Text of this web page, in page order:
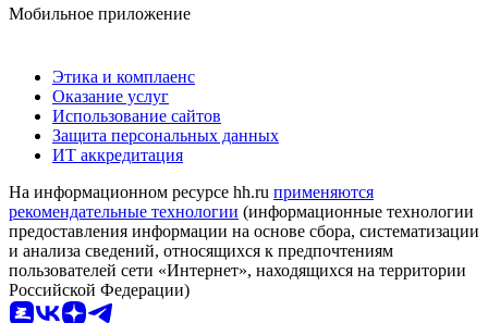
Мобильное приложение
Этика и комплаенс
Оказание услуг
Использование сайтов
Защита персональных данных
ИТ аккредитация
На информационном ресурсе hh.ru применяются
рекомендательные технологии (информационные технологии
предоставления информации на основе сбора, систематизации
и анализа сведений, относящихся к предпочтениям
пользователей сети «Интернет», находящихся на территории
Российской Федерации)